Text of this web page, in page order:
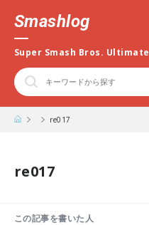
Smashlog
Super Smash Bros. Ultimate
re017
re017
この記事を書いた人